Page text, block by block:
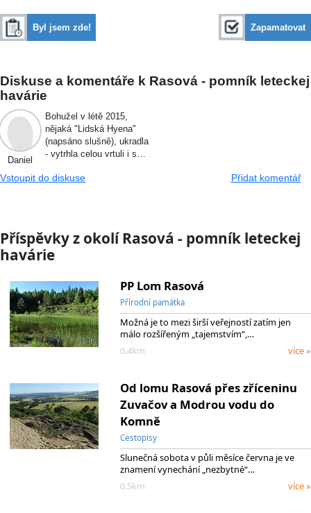
Byl jsem zde! Zapamatovat
Diskuse a komentáře k Rasová - pomník leteckej
havárie
Daniel
Bohužel v létě 2015,
nějaká "Lidská Hyena"
(napsáno slušně), ukradla
- vytrhla celou vrtuli i s…
Vstoupit do diskuse Přidat komentář
Příspěvky z okolí Rasová - pomník leteckej
havárie
PP Lom Rasová
Přírodní památka
Možná je to mezi širší veřejností zatím jen
málo rozšířeným „tajemstvím“,…
0.4km
více »
Od lomu Rasová přes zříceninu
Zuvačov a Modrou vodu do
Komně
Cestopisy
Slunečná sobota v půli měsíce června je ve
znamení vynechání „nezbytné“…
0.5km
více »